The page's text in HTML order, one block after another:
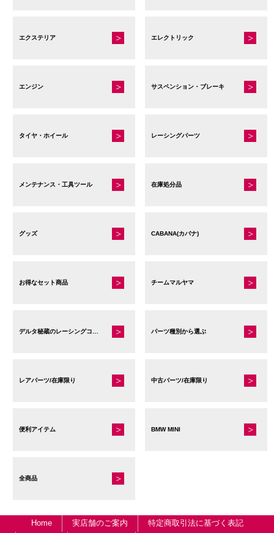
エクステリア エレクトリック
エンジン サスペンション・ブレーキ
タイヤ・ホイール レーシングパーツ
メンテナンス・工具ツール 在庫処分品
グッズ CABANA(カバナ)
お得なセット商品 チームマルヤマ
デルタ秘蔵のレーシングコレクション パーツ種別から選ぶ
レアパーツ/在庫限り 中古パーツ/在庫限り
便利アイテム BMW MINI
全商品
Home 実店舗のご案内 特定商取引法に基づく表記